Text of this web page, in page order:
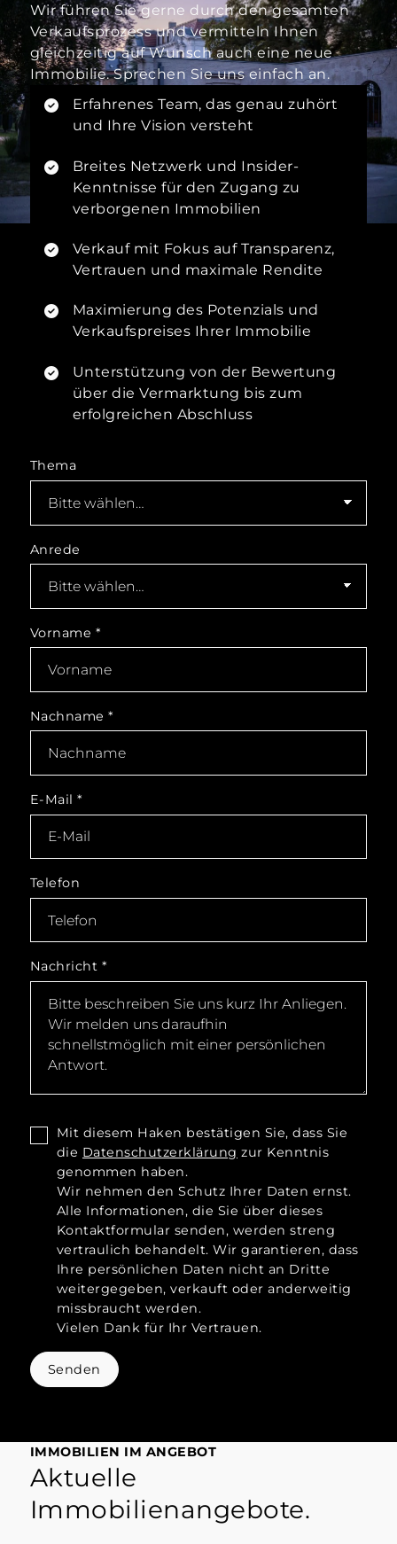
Wir führen Sie gerne durch den gesamten
Verkaufsprozess und vermitteln Ihnen
gleichzeitig auf Wunsch auch eine neue
Immobilie. Sprechen Sie uns einfach an.
Erfahrenes Team, das genau zuhört
und Ihre Vision versteht
Breites Netzwerk und Insider-
Kenntnisse für den Zugang zu
verborgenen Immobilien
Verkauf mit Fokus auf Transparenz,
Vertrauen und maximale Rendite
Maximierung des Potenzials und
Verkaufspreises Ihrer Immobilie
Unterstützung von der Bewertung
über die Vermarktung bis zum
erfolgreichen Abschluss
Thema
Anrede
Vorname *
Nachname*
E-Mail*
Telefon
Nachricht *
Mit diesem Haken bestätigen Sie, dass Sie
die Datenschutzerklärung zur Kenntnis
genommen haben.
Wir nehmen den Schutz Ihrer Daten ernst.
Alle Informationen, die Sie über dieses
Kontaktformular senden, werden streng
vertraulich behandelt. Wir garantieren, dass
Ihre persönlichen Daten nicht an Dritte
weitergegeben, verkauft oder anderweitig
missbraucht werden.
Vielen Dank für Ihr Vertrauen.
Senden
IMMOBILIEN IM ANGEBOT
Aktuelle
Immobilienangebote.